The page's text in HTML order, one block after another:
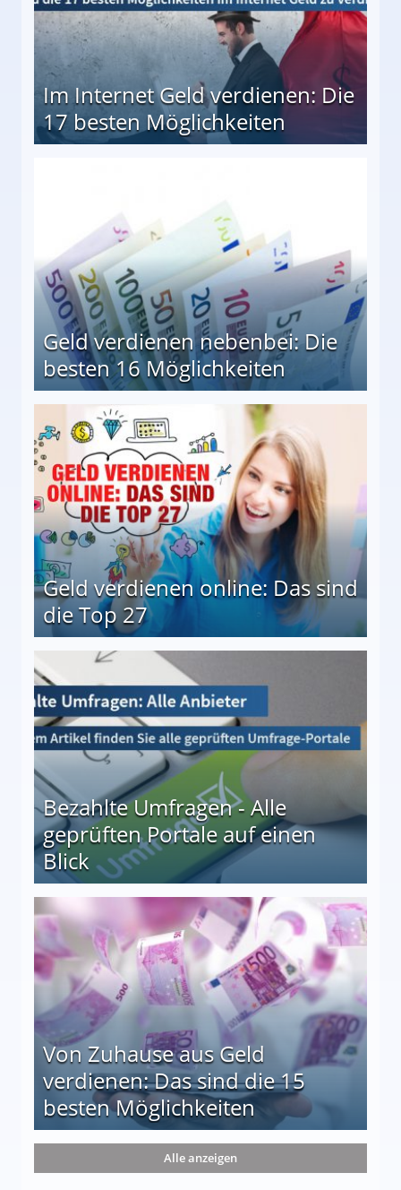
Im Internet Geld verdienen: Die
17 besten Möglichkeiten
Geld verdienen nebenbei: Die
besten 16 Möglichkeiten
Geld verdienen online: Das sind
die Top 27
Bezahlte Umfragen - Alle
geprüften Portale auf einen
Blick
auf einen Blick
Von Zuhause aus Geld
verdienen: Das sind die 15
besten Möglichkeiten
die 15 besten Möglichkeiten
Alle anzeigen